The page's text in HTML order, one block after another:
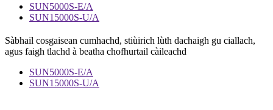
SUN5000S-E/A
SUN15000S-U/A
Sàbhail cosgaisean cumhachd, stiùirich lùth dachaigh gu ciallach,
agus faigh tlachd à beatha chofhurtail càileachd
SUN5000S-E/A
SUN15000S-U/A